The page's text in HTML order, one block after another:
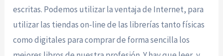
escritas. Podemos utilizar la ventaja de Internet, para
utilizar las tiendas on-line de las librerías tanto físicas
como digitales para comprar de forma sencilla los